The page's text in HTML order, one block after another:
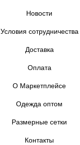
Новости
Условия сотрудничества
Доставка
Оплата
О Маркетплейсе
Одежда оптом
Размерные сетки
Контакты